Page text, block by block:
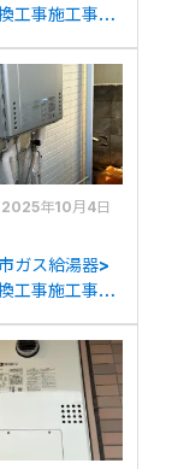
工事施工事
Hからノ
H-1BLへの
2025年10月4日
ガス給湯器>
工事施工事
MBからノ
BL